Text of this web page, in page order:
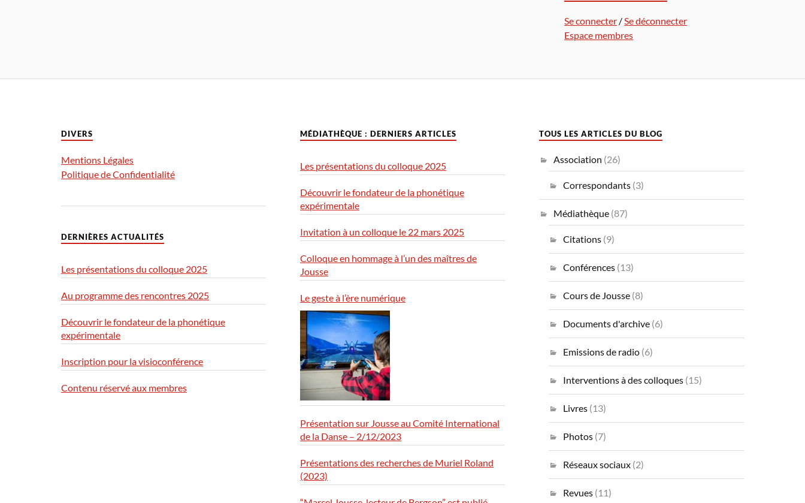
Se connecter /Se déconnecter
Espace membres
DIVERS
Mentions Légales
Politique de Confidentialité
DERNIÈRES ACTUALITÉS
Les présentations du colloque 2025
Au programme des rencontres 2025
Découvrir le fondateur de la phonétique
expérimentale
Inscription pour la visioconférence
Contenu réservé aux membres
MÉDIATHÈQUE : DERNIERS ARTICLES
Les présentations du colloque 2025
Découvrir le fondateur de la phonétique
expérimentale
Invitation à un colloque le 22 mars 2025
Colloque en hommage à l’un des maîtres de
Jousse
Le geste à l’ère numérique
Présentation sur Jousse au Comité International
de la Danse – 2/12/2023
Présentations des recherches de Muriel Roland
(2023)
TOUS LES ARTICLES DU BLOG
Association (26)
Correspondants (3)
Médiathèque (87)
Citations (9)
Conférences (13)
Cours de Jousse (8)
Documents d'archive (6)
Emissions de radio (6)
Interventions à des colloques (15)
Livres (13)
Photos (7)
Réseaux sociaux (2)
Revues (11)